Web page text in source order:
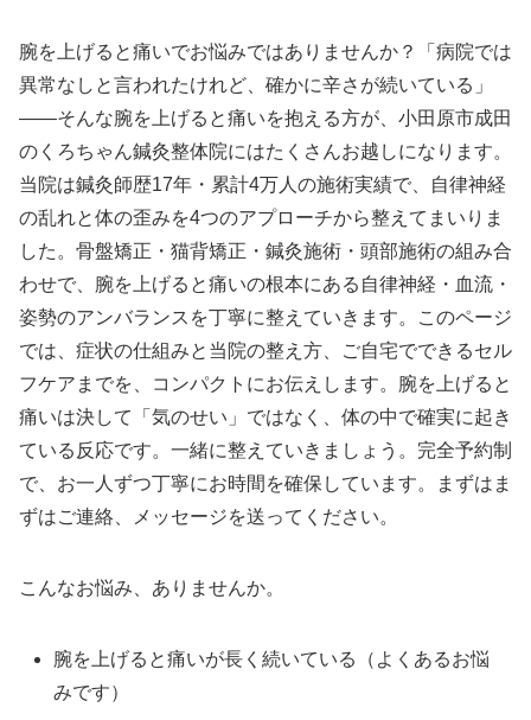
腕を上げると痛いでお悩みではありませんか？「病院では
異常なしと言われたけれど、確かに辛さが続いている」
——そんな腕を上げると痛いを抱える方が、小田原市成田
のくろちゃん鍼灸整体院にはたくさんお越しになります。
当院は鍼灸師歴17年・累計4万人の施術実績で、自律神経
の乱れと体の歪みを4つのアプローチから整えてまいりま
した。骨盤矯正・猫背矯正・鍼灸施術・頭部施術の組み合
わせで、腕を上げると痛いの根本にある自律神経・血流・
姿勢のアンバランスを丁寧に整えていきます。このページ
では、症状の仕組みと当院の整え方、ご自宅でできるセル
フケアまでを、コンパクトにお伝えします。腕を上げると
痛いは決して「気のせい」ではなく、体の中で確実に起き
ている反応です。一緒に整えていきましょう。完全予約制
で、お一人ずつ丁寧にお時間を確保しています。まずはま
ずはご連絡、メッセージを送ってください。
こんなお悩み、ありませんか。
腕を上げると痛いが長く続いている（よくあるお悩
みです）